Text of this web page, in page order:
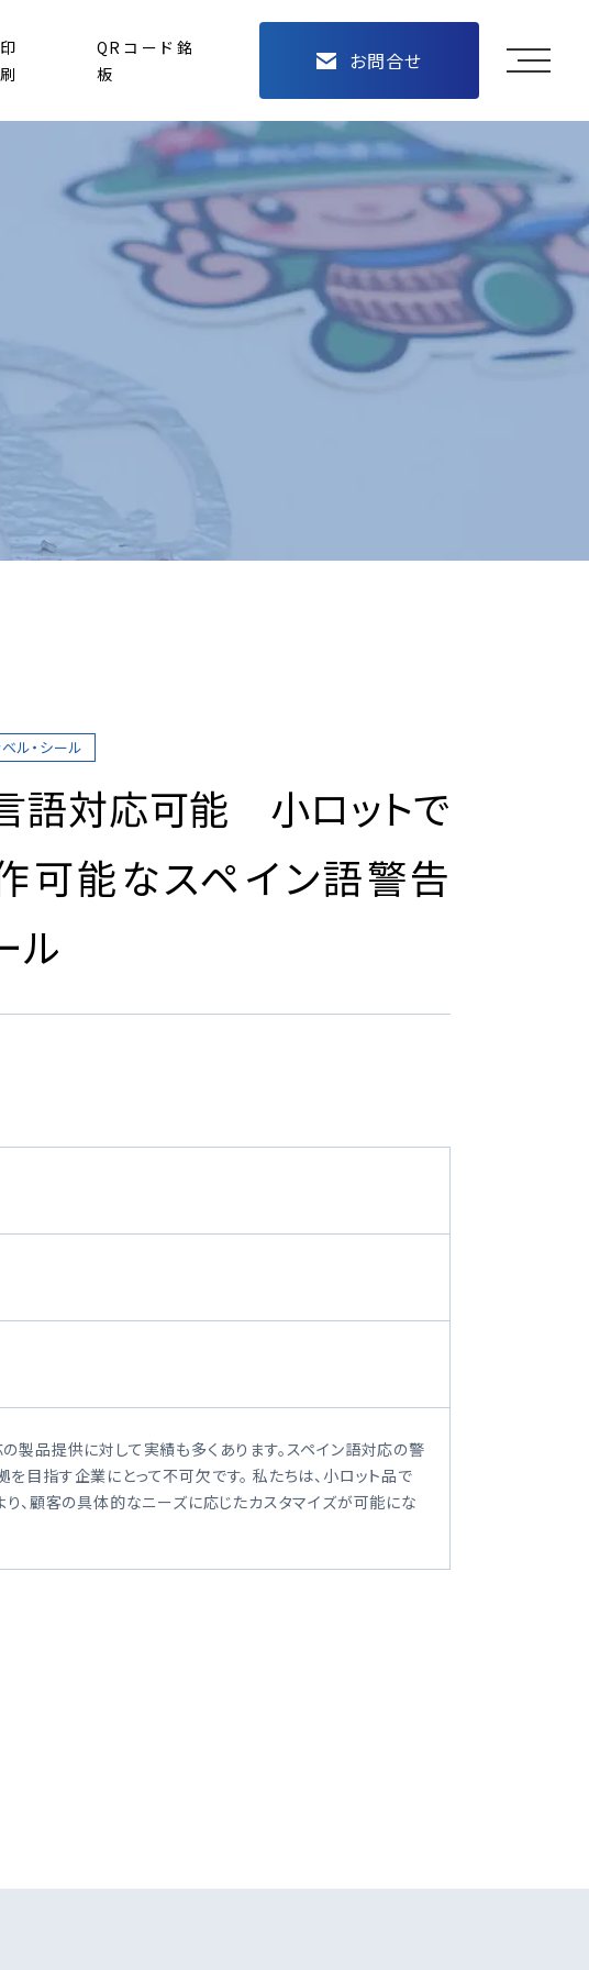
印
刷
QRコード銘
板
お問合せ メニュ
ル・シール
語対応可能 小ロットで
可能なスペイン語警告
ル
製品提供に対して実績も多くあります。スペイン語対応の警
目指す企業にとって不可欠です。 私たちは、小ロット品で
、顧客の具体的なニーズに応じたカスタマイズが可能にな